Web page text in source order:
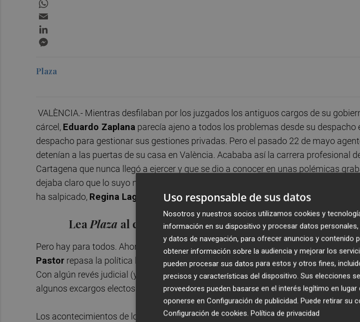
Plaza
VALÈNCIA.- Mientras desfilaban por los juzgados los antiguos cargos de su
cárcel, Eduardo Zaplana parecía ajeno a todos los problemas desde su despacho
despacho para gestionar sus gestiones privadas. Pero el pasado 22 de mayo
detenían a las puertas de su casa en València. Acababa así la carrera profesional
Cartagena que nunca llegó a ejercer y que se dio a conocer en unas polémicas
dejaba claro que lo suyo no era pasar privaciones. Ahora, cuando la investigación
ha salpicado, Regina Laguna repasa una trayectoria tan dilatada como llena de
Lea Plaza al completo en su dispositivoiOSoAndroid
Pero hay para todos. Ahora que la consellera de Sanidad ha ascendido a ministra
Pastor repasa la política laboral que llevó a caboCarmen Montón desde su
Con algún revés judicial (y también sentencias a su favor), Montón ha sido lo
algunos excargos electos del PSPV venidos a menos.
Los acontecimientos de los últimos días (sentencia del Caso Gürtel detención de
Uso responsable de sus datos
Nosotros y nuestros socios utilizamos cookies y
información en su dispositivo y procesar datos
y datos de navegación, para ofrecer anuncios y contenido
obtener información sobre la audiencia y mejorar los
pueden procesar sus datos para estos y otros fines,
precisos y características del dispositivo. Sus elecciones
proveedores pueden basarse en el interés legítimo en
oponerse en Configuración de publicidad. Puede retirar su
Configuración de cookies. Política de privacidad